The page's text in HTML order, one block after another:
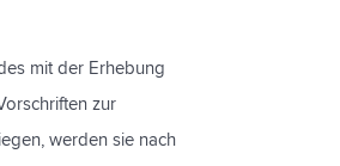
mit der Erhebung
zur
werden sie nach